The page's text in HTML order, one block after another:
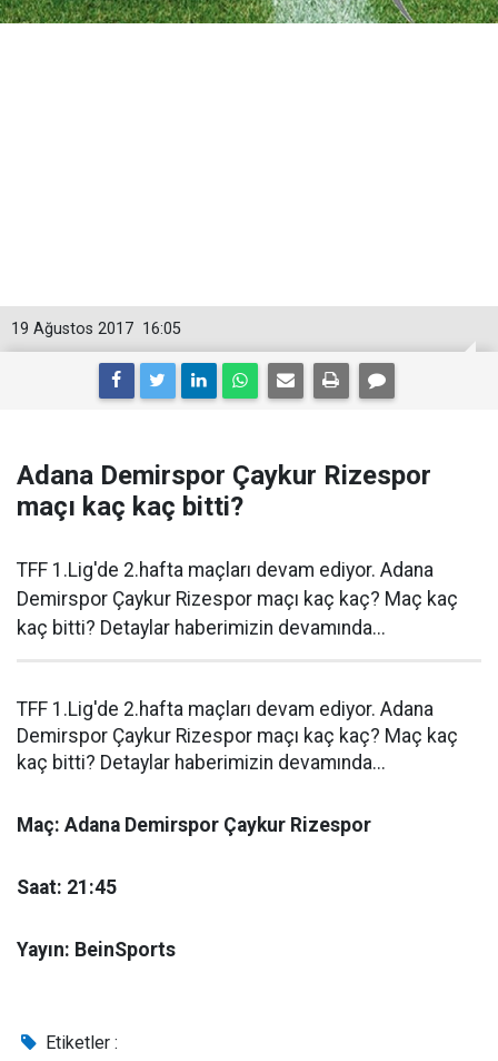
16:05
19 Ağustos 2017
Adana Demirspor Çaykur Rizespor
maçı kaç kaç bitti?
TFF 1.Lig'de 2.hafta maçları devam ediyor. Adana
Demirspor Çaykur Rizespor maçı kaç kaç? Maç kaç
kaç bitti? Detaylar haberimizin devamında...
TFF 1.Lig'de 2.hafta maçları devam ediyor. Adana
Demirspor Çaykur Rizespor maçı kaç kaç? Maç kaç
kaç bitti? Detaylar haberimizin devamında...
Maç: Adana Demirspor Çaykur Rizespor
Saat: 21:45
Yayın: BeinSports
Etiketler :